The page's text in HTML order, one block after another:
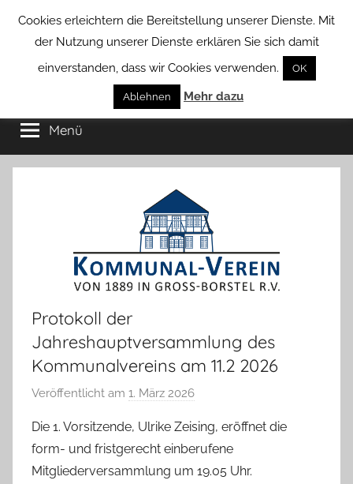
Borstel
von
Groß
Borstel
Menü
Protokoll der
Jahreshauptversammlung des
Kommunalvereins am 11.2 2026
Veröffentlicht am 1. März 2026
n
T
a
Die 1. Vorsitzende, Ulrike Zeising, eröffnet die
form- und fristgerecht einberufene
Mitgliederversammlung um 19.05 Uhr.
Cookies erleichtern die Bereitstellung unserer Dienste. Mit
der Nutzung unserer Dienste erklären Sie sich damit
einverstanden, dass wir Cookies verwenden.
OK
Ablehnen Mehr dazu